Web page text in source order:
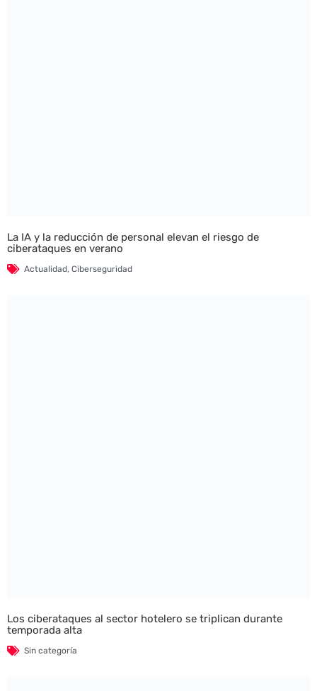
La IA y la reducción de personal elevan el riesgo de
ciberataques en verano
Actualidad, Ciberseguridad
Los ciberataques al sector hotelero se triplican durante
temporada alta
Sin categoría